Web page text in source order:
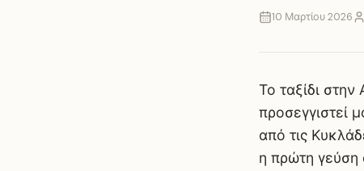
10 Μαρτίου 2026
Το ταξίδι στην
προσεγγιστεί
από τις
η πρώτη γεύση